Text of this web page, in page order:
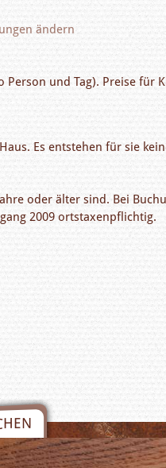
ändern
Person und Tag). Preise für
Es entstehen für sie
oder älter sind. Bei
2009 ortstaxenpflichtig.